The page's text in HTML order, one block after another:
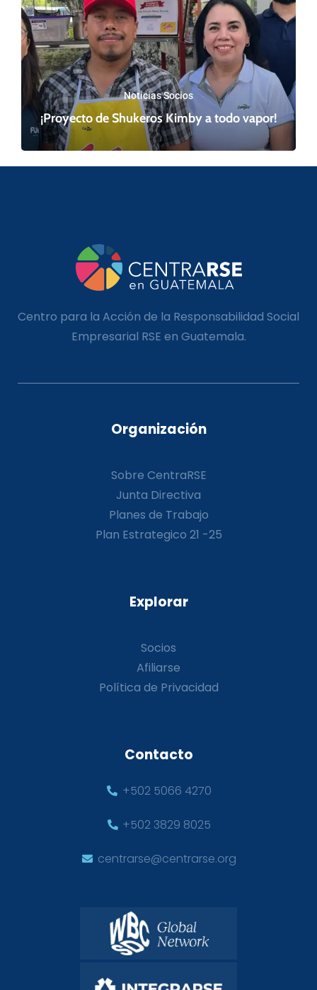
Noticias Socios
¡Proyecto de Shukeros Kimby a todo vapor!
Centro para la Acción de la Responsabilidad Social
Empresarial RSE en Guatemala.
Organización
Sobre CentraRSE
Junta Directiva
Planes de Trabajo
Plan Estrategico 21 -25
Explorar
Socios
Afiliarse
Política de Privacidad
Contacto
+502 5066 4270
+502 3829 8025
centrarse@centrarse.org